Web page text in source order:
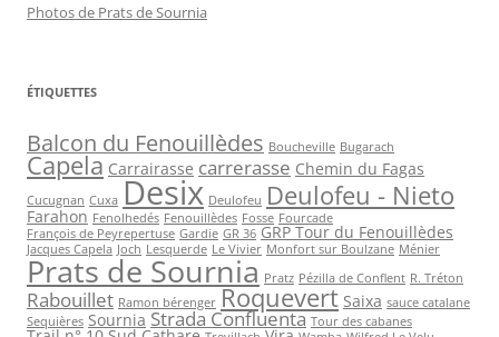
Photos de Prats de Sournia
ÉTIQUETTES
Balcon du Fenouillèdes Boucheville Bugarach
Capela Carrairasse carrerasse Chemin du Fagas
Cucugnan Cuxa Desix Deulofeu Deulofeu - Nieto
Farahon Fenolhedés Fenouillèdes Fosse Fourcade
François de Peyrepertuse Gardie GR 36 GRP Tour du Fenouillèdes
Jacques Capela Joch Lesquerde Le Vivier Monfort sur Boulzane Ménier
Prats de Sournia Pratz Pézilla de Conflent R. Tréton
Rabouillet Ramon bérenger Roquevert Saixa sauce catalane
Sequières Sournia Strada Confluenta Tour des cabanes